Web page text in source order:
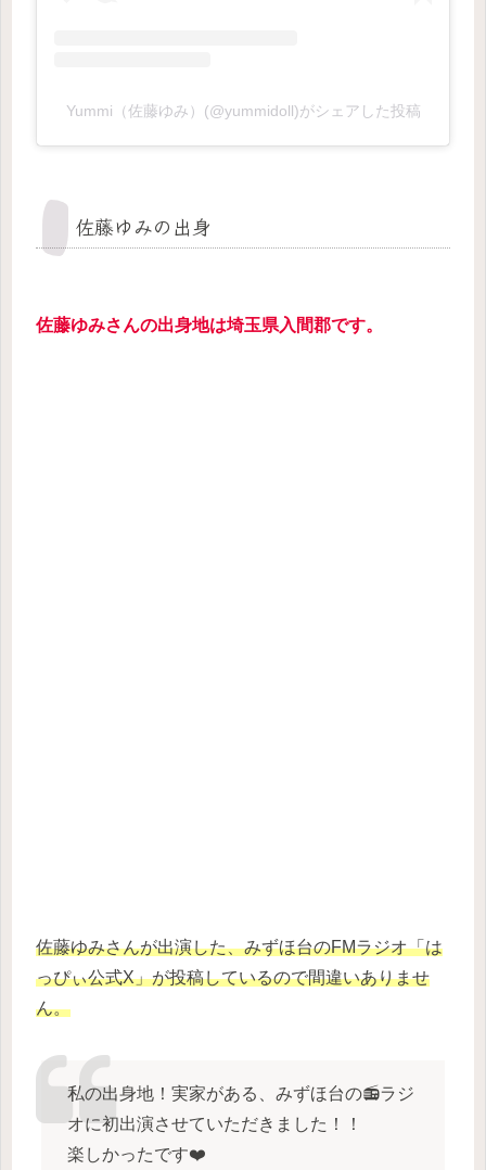
Yummi（佐藤ゆみ）(@yummidoll)がシェアした投稿
佐藤ゆみの出身
佐藤ゆみさんの出身地は埼玉県入間郡です。
佐藤ゆみさんが出演した、みずほ台のFMラジオ「は
っぴぃ公式X」が投稿しているので間違いありませ
ん。
私の出身地！実家がある、みずほ台の📻ラジ
オに初出演させていただきました！！
楽しかったです❤️